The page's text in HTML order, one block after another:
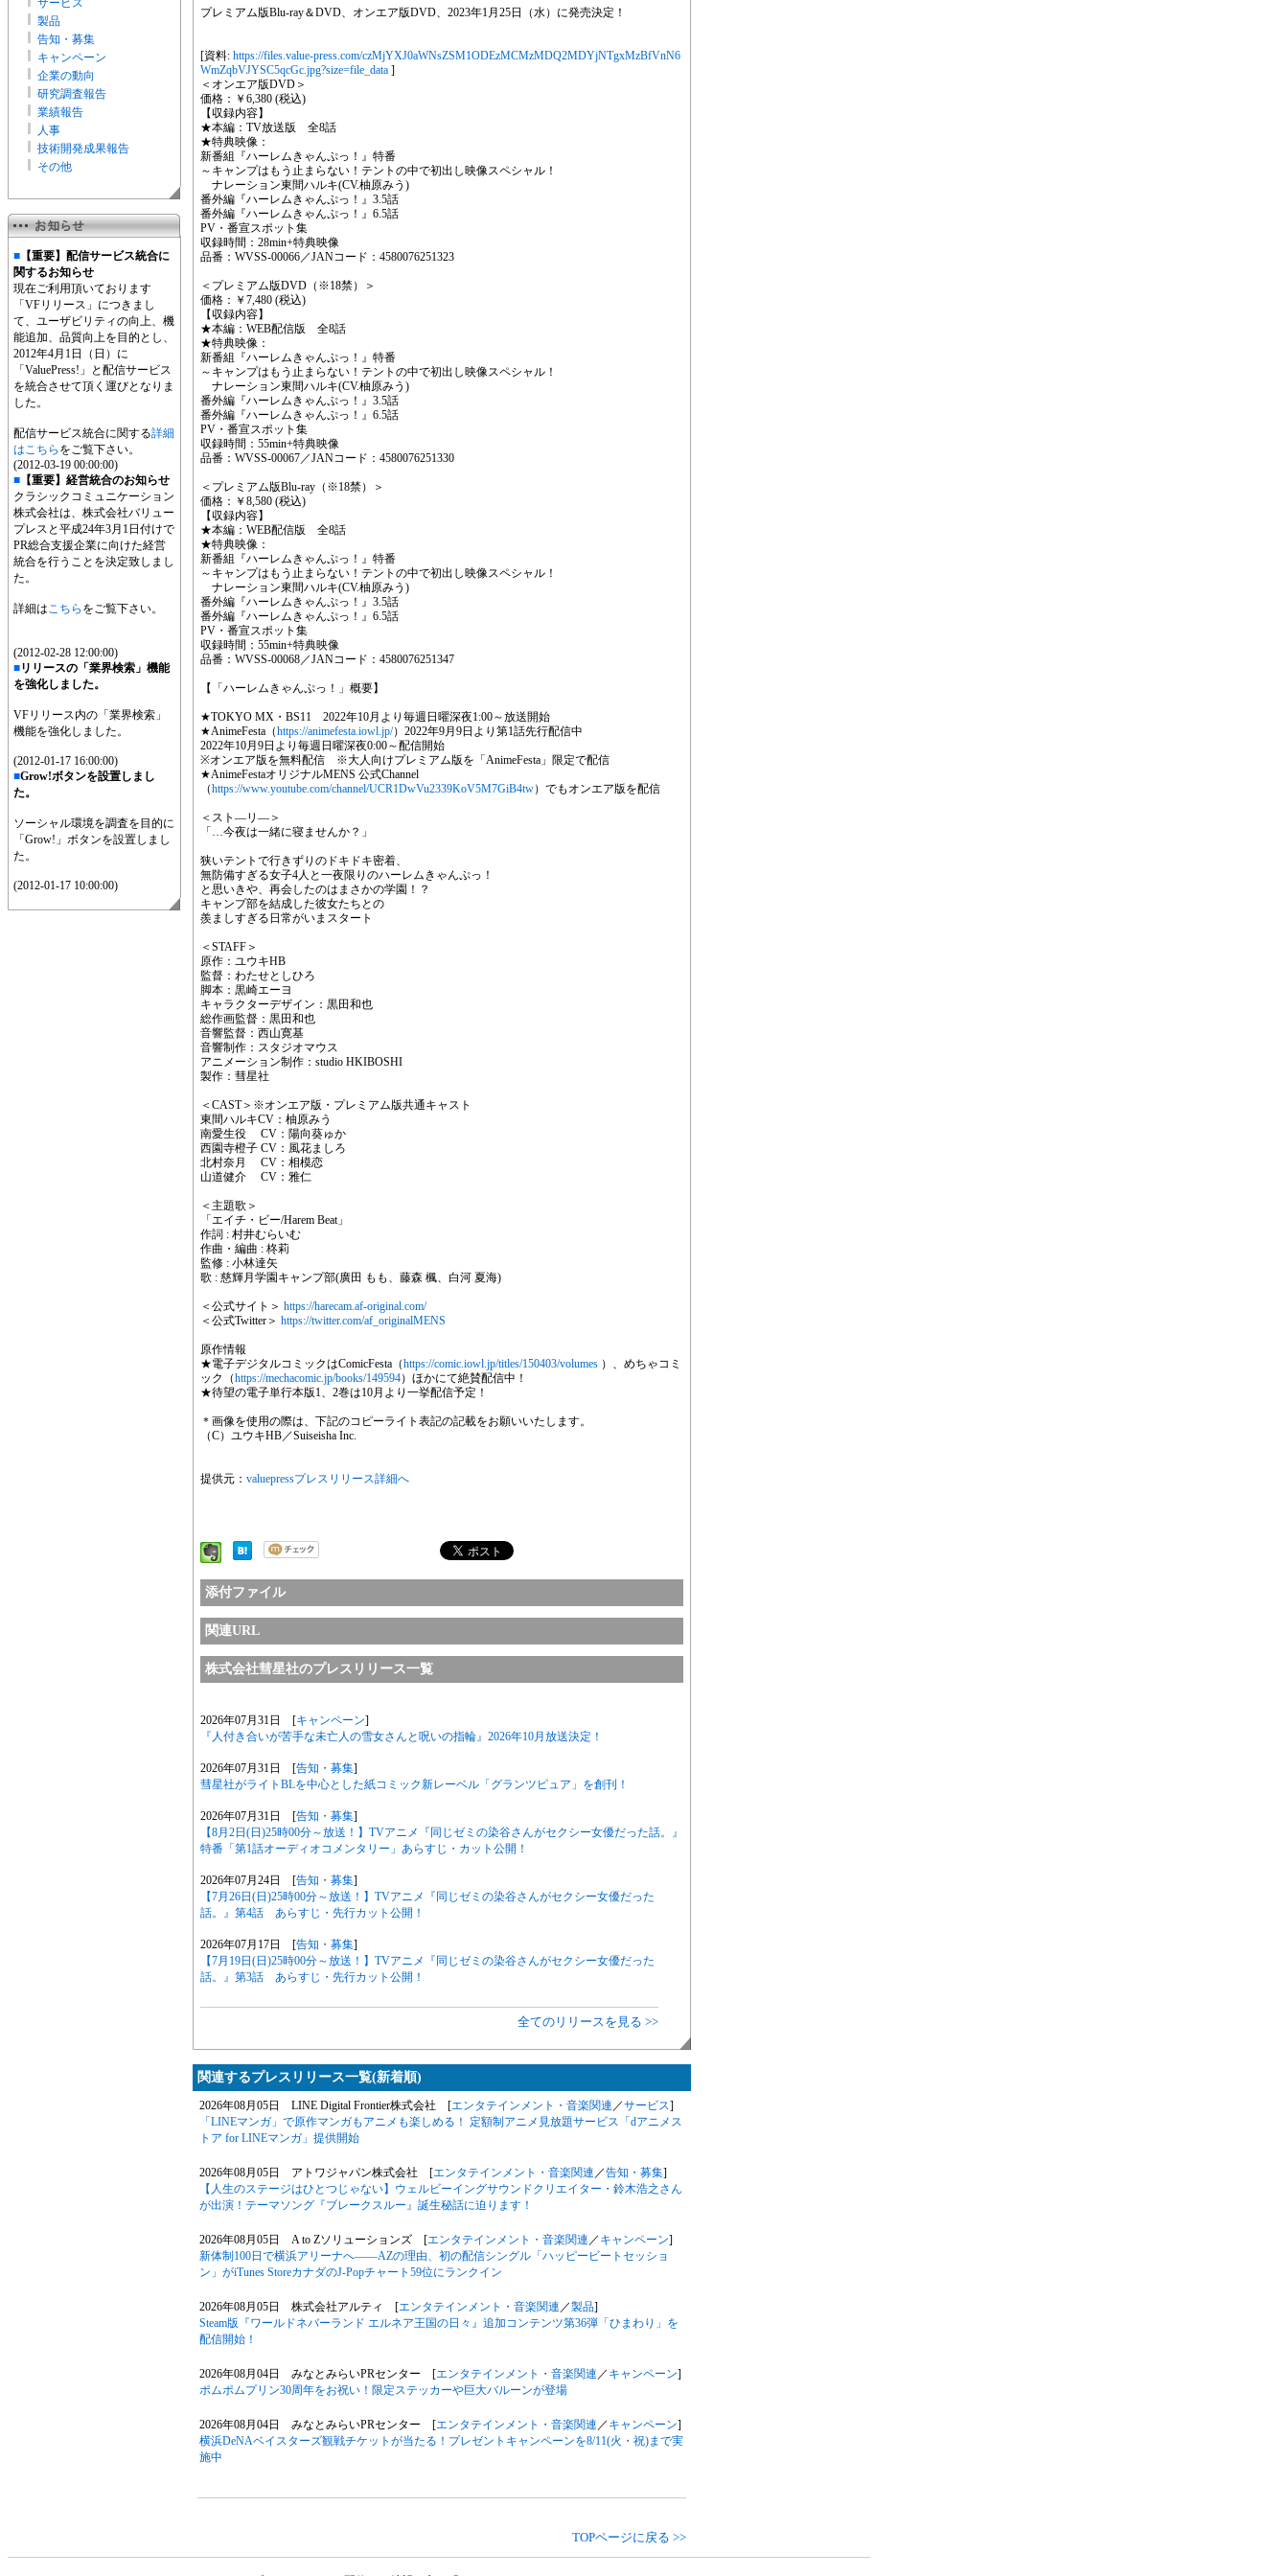
サービス
製品
告知・募集
キャンペーン
企業の動向
研究調査報告
業績報告
人事
技術開発成果報告
その他
■ 【重要】配信サービス統合に
関するお知らせ
現在ご利用頂いております
「VFリリース」につきまし
て、ユーザビリティの向上、機
能追加、品質向上を目的とし、
2012年4月1日（日）に
「ValuePress!」と配信サービス
を統合させて頂く運びとなりま
した。
配信サービス統合に関する詳細
はこちら をご覧下さい。
(2012-03-19 00:00:00)
■ 【重要】経営統合のお知らせ
クラシックコミュニケーション
株式会社は、株式会社バリュー
プレスと平成24年3月1日付けで
PR総合支援企業に向けた経営
統合を行うことを決定致しまし
た。
詳細はこちら をご覧下さい。
(2012-02-28 12:00:00)
■リリースの「業界検索」機能
を強化しました。
VFリリース内の「業界検索」
機能を強化しました。
(2012-01-17 16:00:00)
■Grow!ボタンを設置しまし
た。
ソーシャル環境を調査を目的に
「Grow!」ボタンを設置しまし
た。
(2012-01-17 10:00:00)
プレミアム版Blu-ray＆DVD、オンエア版DVD、2023年1月25日（水）に発売決定！
[資料: https://files.value-press.com/czMjYXJ0aWNsZSM1ODEzMCMzMDQ2MDYjNTgxMzBfVnN6
WmZqbVJYSC5qcGc.jpg?size=file_data ]
＜オンエア版DVD＞
価格：￥6,380 (税込)
【収録内容】
★本編：TV放送版 全8話
★特典映像：
新番組『ハーレムきゃんぷっ！』特番
～キャンプはもう止まらない！テントの中で初出し映像スペシャル！
ナレーション東間ハルキ(CV.柚原みう)
番外編『ハーレムきゃんぷっ！』3.5話
番外編『ハーレムきゃんぷっ！』6.5話
PV・番宣スポット集
収録時間：28min+特典映像
品番：WVSS-00066／JANコード：4580076251323
＜プレミアム版DVD（※18禁）＞
価格：￥7,480 (税込)
【収録内容】
★本編：WEB配信版 全8話
★特典映像：
新番組『ハーレムきゃんぷっ！』特番
～キャンプはもう止まらない！テントの中で初出し映像スペシャル！
ナレーション東間ハルキ(CV.柚原みう)
番外編『ハーレムきゃんぷっ！』3.5話
番外編『ハーレムきゃんぷっ！』6.5話
PV・番宣スポット集
収録時間：55min+特典映像
品番：WVSS-00067／JANコード：4580076251330
＜プレミアム版Blu-ray（※18禁）＞
価格：￥8,580 (税込)
【収録内容】
★本編：WEB配信版 全8話
★特典映像：
新番組『ハーレムきゃんぷっ！』特番
～キャンプはもう止まらない！テントの中で初出し映像スペシャル！
ナレーション東間ハルキ(CV.柚原みう)
番外編『ハーレムきゃんぷっ！』3.5話
番外編『ハーレムきゃんぷっ！』6.5話
PV・番宣スポット集
収録時間：55min+特典映像
品番：WVSS-00068／JANコード：4580076251347
【「ハーレムきゃんぷっ！」概要】
★TOKYO MX・BS11 2022年10月より毎週日曜深夜1:00～放送開始
★AnimeFesta（https://animefesta.iowl.jp/）2022年9月9日より第1話先行配信中
2022年10月9日より毎週日曜深夜0:00～配信開始
※オンエア版を無料配信 ※大人向けプレミアム版を「AnimeFesta」限定で配信
★AnimeFestaオリジナルMENS 公式Channel
（https://www.youtube.com/channel/UCR1DwVu2339KoV5M7GiB4tw）でもオンエア版を配信
＜スト―リ―＞
「…今夜は一緒に寝ませんか？」
狭いテントで行きずりのドキドキ密着、
無防備すぎる女子4人と一夜限りのハーレムきゃんぷっ！
と思いきや、再会したのはまさかの学園！？
キャンプ部を結成した彼女たちとの
羨ましすぎる日常がいまスタート
＜STAFF＞
原作：ユウキHB
監督：わたせとしひろ
脚本：黒崎エーヨ
キャラクターデザイン：黒田和也
総作画監督：黒田和也
音響監督：西山寛基
音響制作：スタジオマウス
アニメーション制作：studio HKIBOSHI
製作：彗星社
＜CAST＞※オンエア版・プレミアム版共通キャスト
東間ハルキCV：柚原みう
南愛生役 CV：陽向葵ゅか
西園寺橙子 CV：風花ましろ
北村奈月 CV：相模恋
山道健介 CV：雅仁
＜主題歌＞
「エイチ・ビー/Harem Beat」
作詞 : 村井むらいむ
作曲・編曲 : 柊莉
監修 : 小林達矢
歌 : 慈輝月学園キャンプ部(廣田 もも、藤森 楓、白河 夏海)
＜公式サイト＞ https://harecam.af-original.com/
＜公式Twitter＞ https://twitter.com/af_originalMENS
原作情報
★電子デジタルコミックはComicFesta（https://comic.iowl.jp/titles/150403/volumes ）、めちゃコミ
ック（https://mechacomic.jp/books/149594）ほかにて絶賛配信中！
★待望の電子単行本版1、2巻は10月より一挙配信予定！
＊画像を使用の際は、下記のコピーライト表記の記載をお願いいたします。
（C）ユウキHB／Suiseisha Inc.
提供元： valuepressプレスリリース詳細へ
添付ファイル
関連URL
株式会社彗星社のプレスリリース一覧
2026年07月31日 [キャンペーン]
『人付き合いが苦手な未亡人の雪女さんと呪いの指輪』2026年10月放送決定！
2026年07月31日 [告知・募集]
彗星社がライトBLを中心とした紙コミック新レーベル「グランツピュア」を創刊！
2026年07月31日 [告知・募集]
【8月2日(日)25時00分～放送！】TVアニメ『同じゼミの染谷さんがセクシー女優だった話。』
特番「第1話オーディオコメンタリー」あらすじ・カット公開！
2026年07月24日 [告知・募集]
【7月26日(日)25時00分～放送！】TVアニメ『同じゼミの染谷さんがセクシー女優だった
話。』第4話 あらすじ・先行カット公開！
2026年07月17日 [告知・募集]
【7月19日(日)25時00分～放送！】TVアニメ『同じゼミの染谷さんがセクシー女優だった
話。』第3話 あらすじ・先行カット公開！
全てのリリースを見る >>
関連するプレスリリース一覧(新着順)
2026年08月05日 LINE Digital Frontier株式会社 [エンタテインメント・音楽関連 ／サービス]
「LINEマンガ」で原作マンガもアニメも楽しめる！ 定額制アニメ見放題サービス「dアニメス
トア for LINEマンガ」提供開始
2026年08月05日 アトワジャパン株式会社 [エンタテインメント・音楽関連 ／告知・募集]
【人生のステージはひとつじゃない】ウェルビーイングサウンドクリエイター・鈴木浩之さん
が出演！テーマソング『ブレークスルー』誕生秘話に迫ります！
2026年08月05日 A to Zソリューションズ [エンタテインメント・音楽関連 ／ キャンペーン]
新体制100日で横浜アリーナへ――AZの理由、初の配信シングル「ハッピービートセッショ
ン」がiTunes StoreカナダのJ-Popチャート59位にランクイン
2026年08月05日 株式会社アルティ [エンタテインメント・音楽関連 ／製品]
Steam版『ワールドネバーランド エルネア王国の日々』追加コンテンツ第36弾「ひまわり」を
配信開始！
2026年08月04日 みなとみらいPRセンター [エンタテインメント・音楽関連 ／ キャンペーン]
ポムポムプリン30周年をお祝い！限定ステッカーや巨大バルーンが登場
2026年08月04日 みなとみらいPRセンター [エンタテインメント・音楽関連 ／ キャンペーン]
横浜DeNAベイスターズ観戦チケットが当たる！プレゼントキャンペーンを8/11(火・祝)まで実
施中
TOPページに戻る >>